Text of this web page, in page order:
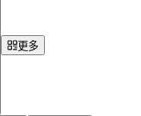
更多